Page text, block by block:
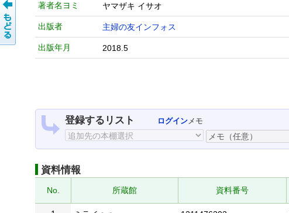
著者名ヨミ ヤマザキ イサオ
出版者 主婦の友インフォス
出版年月 2018.5
登録するリスト ログインメモ
資料情報
No. 所蔵館 資料番号